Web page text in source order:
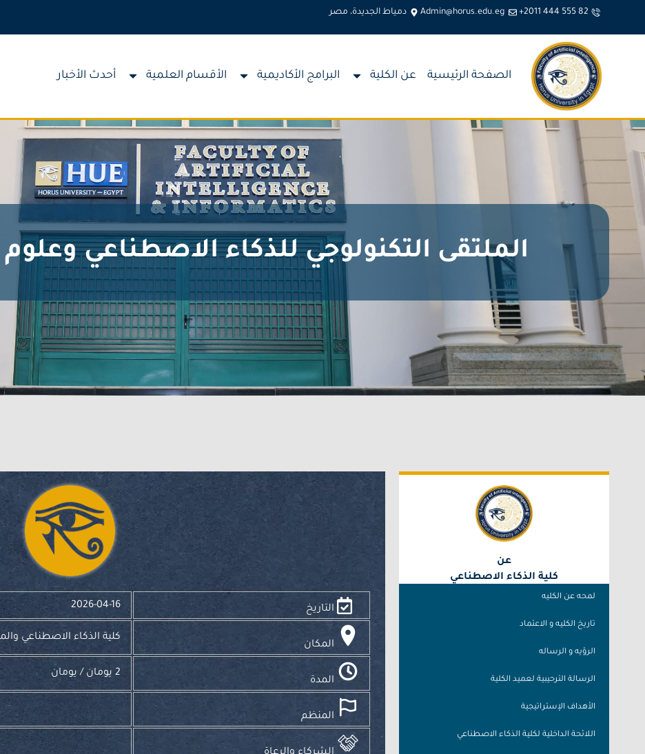
+2011 444 555 82
Admin@horus.edu.eg دمياط الجديدة، مصر
الصفحة الرئيسية عن الكلية البرامج الأكاديمية الأقسام العلمية أحدث الأخبار
الملتقى التكنولوجي للذكاء الاصطناعي وعلوم
عن
كلية الذكاء الاصطناعي
لمحه عن الكليه
تاريخ الكليه و الاعتماد
الرؤيه و الرساله
الرسالة الترحيبية لعميد الكلية
الأهداف الإستراتيجية
اللائحة الداخلية لكلية الذكاء الاصطناعي
التاريخ 2026-04-16
المكان
كلية الذكاء الاصطناعي
المدة
2 يومان / يومان
المنظم